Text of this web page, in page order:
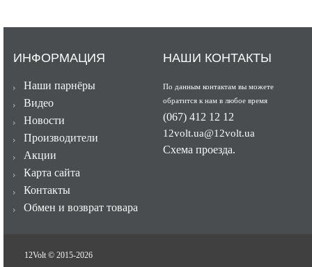
ИНФОРМАЦИЯ
Наши парнёры
Видео
Новости
Производители
Акции
Карта сайта
Контакты
Обмен и возврат товара
НАШИ КОНТАКТЫ
По данным контактам вы можете
обратится к нам в любое время
(067) 412 12 12
12volt.ua@12volt.ua
Схема проезда.
12Volt © 2015-2026